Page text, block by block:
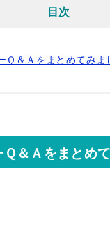
目次
Ｑ＆Ａをまとめてみま
＆Ａをまとめ